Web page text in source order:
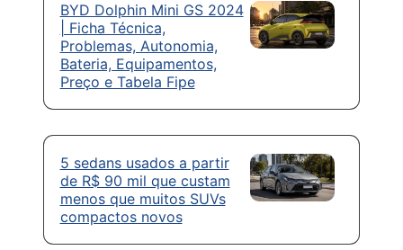
BYD Dolphin Mini GS 2024
| Ficha Técnica,
Problemas, Autonomia,
Bateria, Equipamentos,
Preço e Tabela Fipe
5 sedans usados a partir
de R$ 90 mil que custam
menos que muitos SUVs
compactos novos